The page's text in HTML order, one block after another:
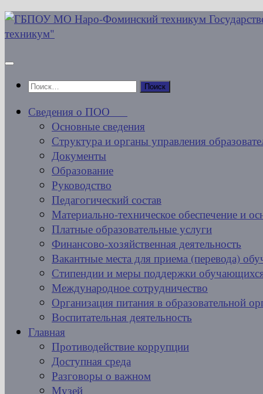
Перейти
к
Найти:
Сведения о ПОО
Основные сведения
Структура и органы управления
Документы
Образование
Руководство
Педагогический состав
Материально-техническое обеспечение и
Платные образовательные услуги
Финансово-хозяйственная деятельность
Вакантные места для приема (перевода)
Стипендии и меры поддержки
Международное сотрудничество
Организация питания в образовательной
Воспитательная деятельность
Главная
Противодействие коррупции
Доступная среда
Разговоры о важном
Музей